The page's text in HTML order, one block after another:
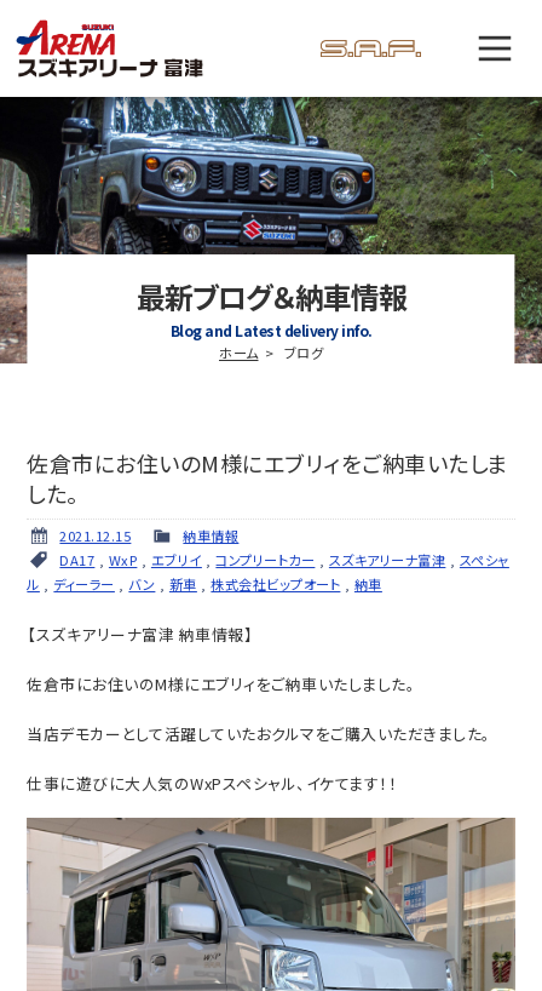
最新ブログ＆納車情報
Blog and Latest delivery info.
ホーム ブログ
佐倉市にお住いのM様にエブリィをご納車いたしま
した。
2021.12.15
納車情報
DA17
WxP エブリイ ,コンプリートカー スズキアリーナ富津
スペシャ
ル
ディーラー バン 新車 ,株式会社ビップオート 納車
【スズキアリーナ富津 納車情報】
佐倉市にお住いのM様にエブリィをご納車いたしました。
当店デモカーとして活躍していたおクルマをご購入いただきました。
仕事に遊びに大人気のWxPスペシャル、イケてます！！